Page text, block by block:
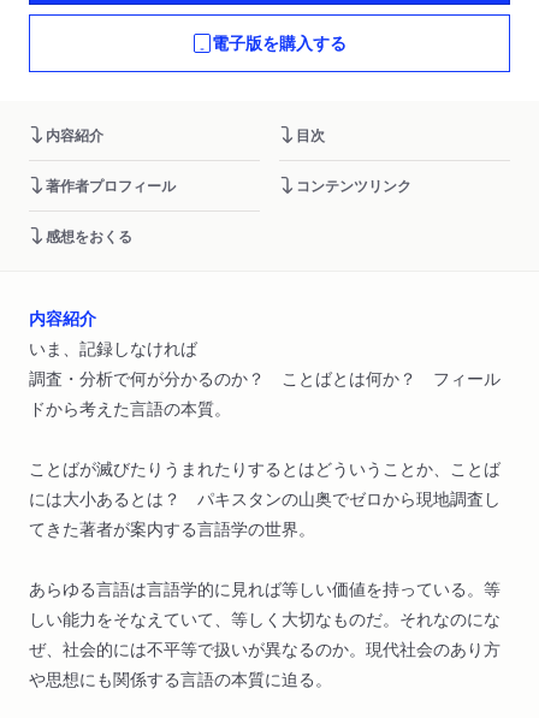
電子版を購入する
内容紹介 目次
著作者プロフィール コンテンツリンク
感想をおくる
内容紹介
いま、記録しなければ
調査・分析で何が分かるのか？ ことばとは何か？ フィール
ドから考えた言語の本質。
ことばが滅びたりうまれたりするとはどういうことか、ことば
には大小あるとは？ パキスタンの山奥でゼロから現地調査し
てきた著者が案内する言語学の世界。
あらゆる言語は言語学的に見れば等しい価値を持っている。等
しい能力をそなえていて、等しく大切なものだ。それなのにな
ぜ、社会的には不平等で扱いが異なるのか。現代社会のあり方
や思想にも関係する言語の本質に迫る。